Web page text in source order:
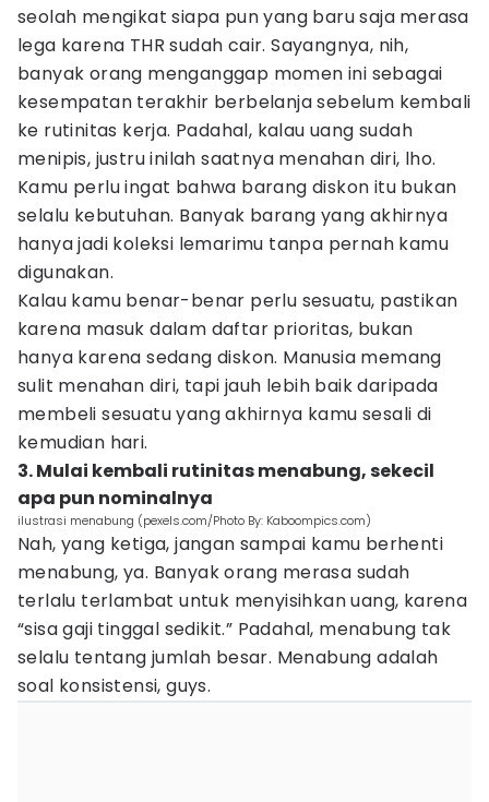
seolah mengikat siapa pun yang baru saja merasa
lega karena THR sudah cair. Sayangnya, nih,
banyak orang menganggap momen ini sebagai
kesempatan terakhir berbelanja sebelum kembali
ke rutinitas kerja. Padahal, kalau uang sudah
menipis, justru inilah saatnya menahan diri, lho.
Kamu perlu ingat bahwa barang diskon itu bukan
selalu kebutuhan. Banyak barang yang akhirnya
hanya jadi koleksi lemarimu tanpa pernah kamu
digunakan.
Kalau kamu benar-benar perlu sesuatu, pastikan
karena masuk dalam daftar prioritas, bukan
hanya karena sedang diskon. Manusia memang
sulit menahan diri, tapi jauh lebih baik daripada
membeli sesuatu yang akhirnya kamu sesali di
kemudian hari.
3. Mulai kembali rutinitas menabung, sekecil
apa pun nominalnya
ilustrasi menabung (pexels.com/Photo By: Kaboompics.com)
Nah, yang ketiga, jangan sampai kamu berhenti
menabung, ya. Banyak orang merasa sudah
terlalu terlambat untuk menyisihkan uang, karena
“sisa gaji tinggal sedikit.” Padahal, menabung tak
selalu tentang jumlah besar. Menabung adalah
soal konsistensi, guys.